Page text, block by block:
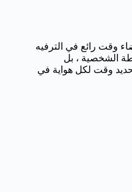
وقت رائع في الترفيه
الشخصية ، بل
وقت لكل هواية في